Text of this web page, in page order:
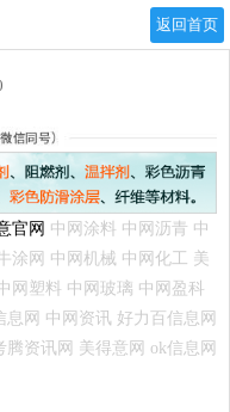
返回首页
官网 中网涂料 中网沥青 中
涂网 中网机械 中网化工 美
网塑料 中网玻璃 中网盈科
息网 中网资讯 好力百信息网
腾资讯网 美得意网 ok信息网